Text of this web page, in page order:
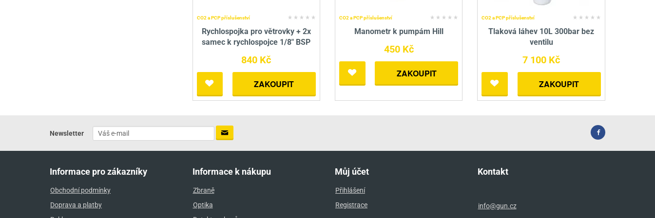
CO2 a PCP příslušenství
Rychlospojka pro větrovky + 2x
samec k rychlospojce 1/8" BSP
840 Kč
ZAKOUPIT
CO2 a PCP příslušenství
Manometr k pumpám Hill
450 Kč
ZAKOUPIT
CO2 a PCP příslušenství
Tlaková láhev 10L 300bar bez
ventilu
7 100 Kč
ZAKOUPIT
Newsletter
Informace pro zákazníky
Obchodní podmínky
Doprava a platby
Informace k nákupu
Zbraně
Optika
Můj účet
Přihlášení
Registrace
Kontakt
info@gun.cz